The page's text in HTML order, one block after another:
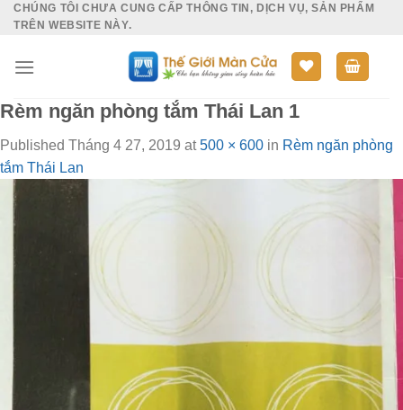
SkipCHÚNG TÔI CHƯA CUNG CẤP THÔNG TIN, DỊCH VỤ, SẢN PHẨM
TRÊN WEBSITE NÀY.
Rèm ngăn phòng tắm Thái Lan 1
Published Tháng 4 27, 2019 at500 × 600 in Rèm ngăn phòng
tắm Thái Lan